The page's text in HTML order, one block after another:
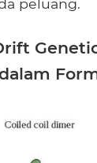
peluang.